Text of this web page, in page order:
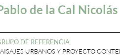
de la Cal Nicolás
DE REFERENCIA
URBANOS Y PROYECTO